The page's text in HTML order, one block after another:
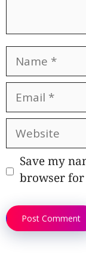
Name
Email
Website
Save my
browser